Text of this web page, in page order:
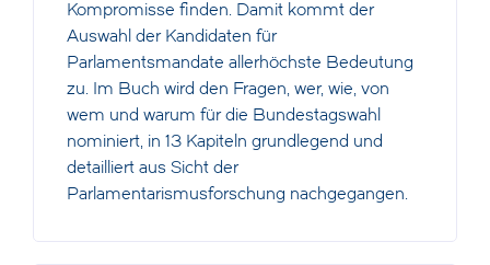
Kompromisse finden. Damit kommt der
Auswahl der Kandidaten für
Parlamentsmandate allerhöchste Bedeutung
zu. Im Buch wird den Fragen, wer, wie, von
wem und warum für die Bundestagswahl
nominiert, in 13 Kapiteln grundlegend und
detailliert aus Sicht der
Parlamentarismusforschung nachgegangen.